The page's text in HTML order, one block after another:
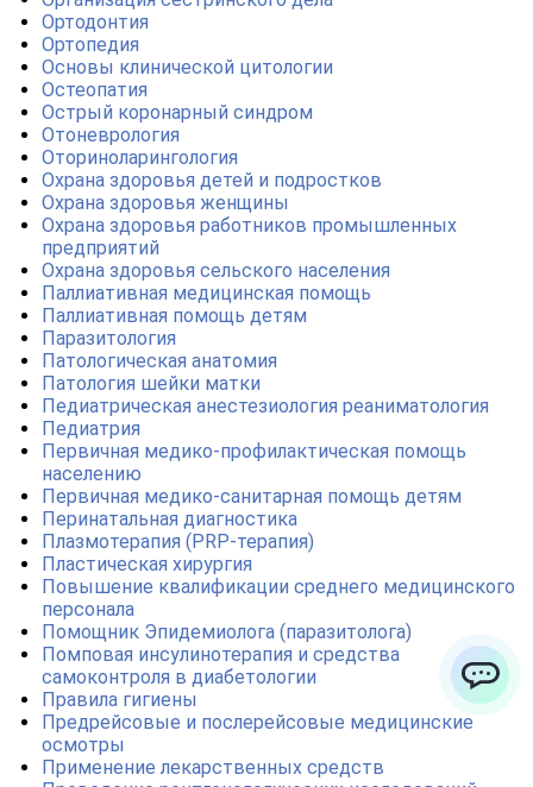
Ортодонтия
Ортопедия
Основы клинической цитологии
Остеопатия
Острый коронарный синдром
Отоневрология
Оториноларингология
Охрана здоровья детей и подростков
Охрана здоровья женщины
Охрана здоровья работников промышленных
предприятий
Охрана здоровья сельского населения
Паллиативная медицинская помощь
Паллиативная помощь детям
Паразитология
Патологическая анатомия
Патология шейки матки
Педиатрическая анестезиология реаниматология
Педиатрия
Первичная медико-профилактическая помощь
населению
Первичная медико-санитарная помощь детям
Перинатальная диагностика
Плазмотерапия (PRP-терапия)
Пластическая хирургия
Повышение квалификации среднего медицинского
персонала
Помощник Эпидемиолога (паразитолога)
Помповая инсулинотерапия и средства
самоконтроля в диабетологии
Правила гигиены
Предрейсовые и послерейсовые медицинские
осмотры
Применение лекарственных средств
Max